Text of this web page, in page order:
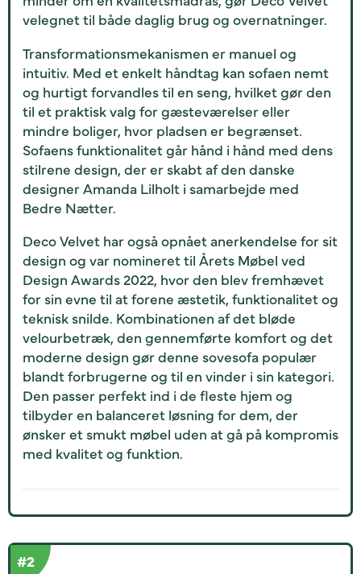
velegnet til både daglig brug og overnatninger.
Transformationsmekanismen er manuel og
intuitiv. Med et enkelt håndtag kan sofaen nemt
og hurtigt forvandles til en seng, hvilket gør den
til et praktisk valg for gæsteværelser eller
mindre boliger, hvor pladsen er begrænset.
Sofaens funktionalitet går hånd i hånd med dens
stilrene design, der er skabt af den danske
designer Amanda Lilholt i samarbejde med
Bedre Nætter.
Deco Velvet har også opnået anerkendelse for sit
design og var nomineret til Årets Møbel ved
Design Awards 2022, hvor den blev fremhævet
for sin evne til at forene æstetik, funktionalitet og
teknisk snilde. Kombinationen af det bløde
velourbetræk, den gennemførte komfort og det
moderne design gør denne sovesofa populær
blandt forbrugerne og til en vinder i sin kategori.
Den passer perfekt ind i de fleste hjem og
tilbyder en balanceret løsning for dem, der
ønsker et smukt møbel uden at gå på kompromis
med kvalitet og funktion.